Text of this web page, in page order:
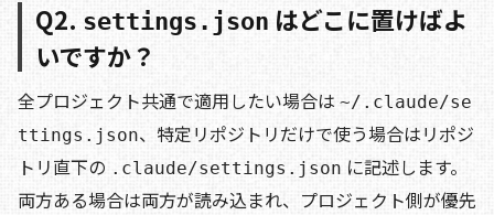
Q2. settings.json はどこに置けばよ
いですか？
全プロジェクト共通で適用したい場合は ~/.claude/se
ttings.json、特定リポジトリだけで使う場合はリポジ
トリ直下の .claude/settings.json に記述します。
両方ある場合は両方が読み込まれ、プロジェクト側が優先